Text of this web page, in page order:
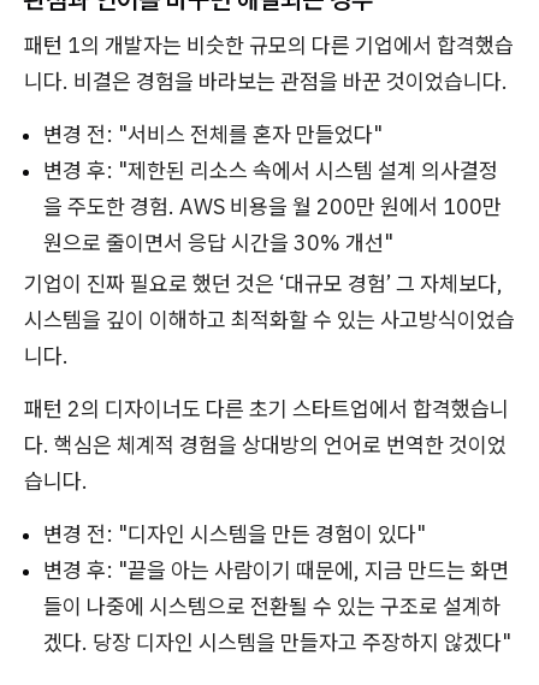
패턴 1의 개발자는 비슷한 규모의 다른 기업에서 합격했습
니다. 비결은 경험을 바라보는 관점을 바꾼 것이었습니다.
변경 전: "서비스 전체를 혼자 만들었다"
변경 후: "제한된 리소스 속에서 시스템 설계 의사결정
을 주도한 경험. AWS 비용을 월 200만 원에서 100만
원으로 줄이면서 응답 시간을 30% 개선"
기업이 진짜 필요로 했던 것은 ‘대규모 경험’ 그 자체보다,
시스템을 깊이 이해하고 최적화할 수 있는 사고방식이었습
니다.
패턴 2의 디자이너도 다른 초기 스타트업에서 합격했습니
다. 핵심은 체계적 경험을 상대방의 언어로 번역한 것이었
습니다.
변경 전: "디자인 시스템을 만든 경험이 있다"
변경 후: "끝을 아는 사람이기 때문에, 지금 만드는 화면
들이 나중에 시스템으로 전환될 수 있는 구조로 설계하
겠다. 당장 디자인 시스템을 만들자고 주장하지 않겠다"